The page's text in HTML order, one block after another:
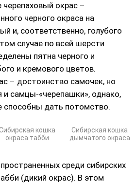
окрас –
черного окраса на
и, соответственно, голубого
случае по всей шерсти
пятна черного и
и кремового цветов.
– достоинство самочек, но
самцы-«черепашки», однако,
способны дать потомство.
кошка
окраса табби
Сибирская кошка
дымчатого окраса
среди сибирских
(дикий окрас). В этом